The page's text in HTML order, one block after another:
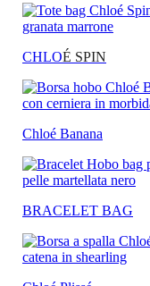
CHLOÉ SPIN
Chloé Banana
BRACELET BAG